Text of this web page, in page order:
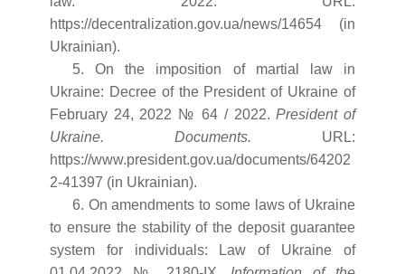
https://decentralization.gov.ua/news/14654 (in
Ukrainian).
5. On the imposition of martial law in
Ukraine: Decree of the President of Ukraine of
February 24, 2022 № 64 / 2022.President of
Ukraine. Documents. URL:
https://www.president.gov.ua/documents/64202
2-41397 (in Ukrainian).
6. On amendments to some laws of Ukraine
to ensure the stability of the deposit guarantee
system for individuals: Law of Ukraine of